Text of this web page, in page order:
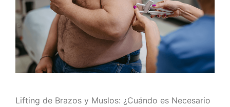
Lifting de Brazos y Muslos: ¿Cuándo es Necesario